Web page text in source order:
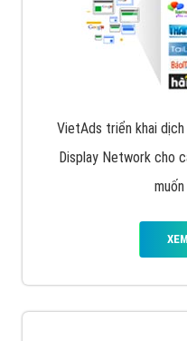
VietAds triển khai dịch
Display Network cho